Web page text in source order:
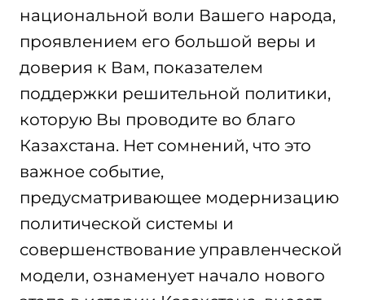
национальной воли Вашего народа,
проявлением его большой веры и
доверия к Вам, показателем
поддержки решительной политики,
которую Вы проводите во благо
Казахстана. Нет сомнений, что это
важное событие,
предусматривающее модернизацию
политической системы и
совершенствование управленческой
модели, ознаменует начало нового